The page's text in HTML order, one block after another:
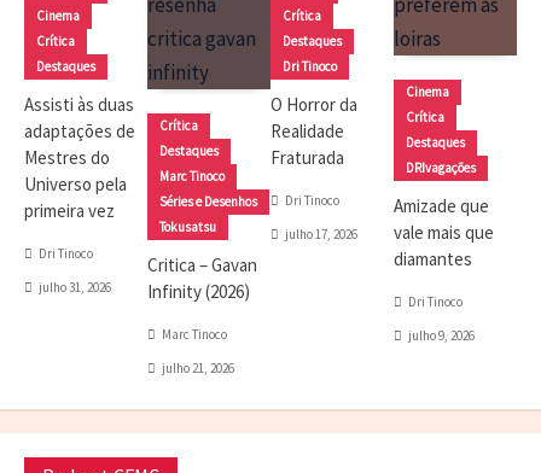
Cinema
Crítica
Destaques
Assisti às duas
adaptações de
Mestres do
Universo pela
primeira vez
Dri Tinoco
julho 31, 2026
Crítica
Destaques
Marc Tinoco
Séries e Desenhos
Tokusatsu
Critica – Gavan
Infinity (2026)
Marc Tinoco
julho 21, 2026
Crítica
Destaques
Dri Tinoco
O Horror da
Realidade
Fraturada
Dri Tinoco
julho 17, 2026
Cinema
Crítica
Destaques
DRIvagações
Amizade que
vale mais que
diamantes
Dri Tinoco
julho 9, 2026